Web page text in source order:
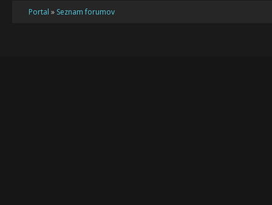
Portal » Seznam forumov